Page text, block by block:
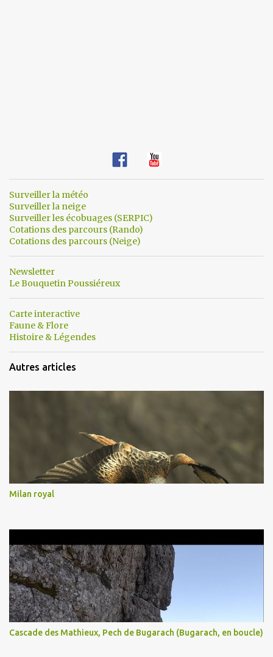
Surveiller la météo
Surveiller la neige
Surveiller les écobuages (SERPIC)
Cotations des parcours (Rando)
Cotations des parcours (Neige)
Newsletter
Le Bouquetin Poussiéreux
Carte interactive
Faune & Flore
Histoire & Légendes
Autres articles
Milan royal
Cascade des Mathieux, Pech de Bugarach (Bugarach, en boucle)